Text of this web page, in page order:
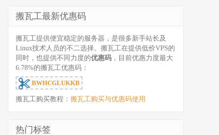
搬瓦工最新优惠码
搬瓦工提供便宜稳定的服务器，是很多新手站长及
Linux技术人员的不二选择。搬瓦工在提供低价VPS的
同时，也提供不同力度的优惠码 ，目前优惠力度最大
6.78%的搬瓦工优惠码：
BWHCGLUKKB
搬瓦工购买教程： 搬瓦工购买与优惠码使用
热门标签